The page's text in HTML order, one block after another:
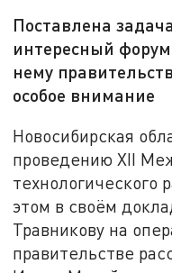
Поставлена
интересный
нему
особое внимание
Новосибирская
проведению XII
технологического
этом в своём
Травникову на
правительстве